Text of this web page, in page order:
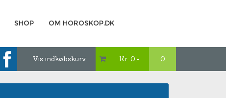
SHOP OM HOROSKOP.DK
Vis indkøbskurv  Kr. 0,- 0